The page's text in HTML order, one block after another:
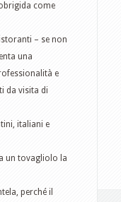
come
– se non
una
e
da visita di
italiani e
un tovagliolo la
perché il